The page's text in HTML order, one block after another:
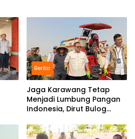
Berita
Jaga Karawang Tetap
Menjadi Lumbung Pangan
Indonesia, Dirut Bulog
Fungsi Lahan